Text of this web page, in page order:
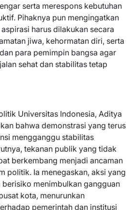
serta merespons kebutuhan
Pihaknya pun mengingatkan
harus dilakukan secara
jiwa, kehormatan diri, serta
para pemimpin bangsa agar
sehat dan stabilitas tetap
Universitas Indonesia, Aditya
bahwa demonstrasi yang terus
mengganggu stabilitas
tekanan publik yang tidak
berkembang menjadi ancaman
politik. Ia menegaskan, aksi yang
menimbulkan gangguan
kota, menurunkan
pemerintah dan institusi